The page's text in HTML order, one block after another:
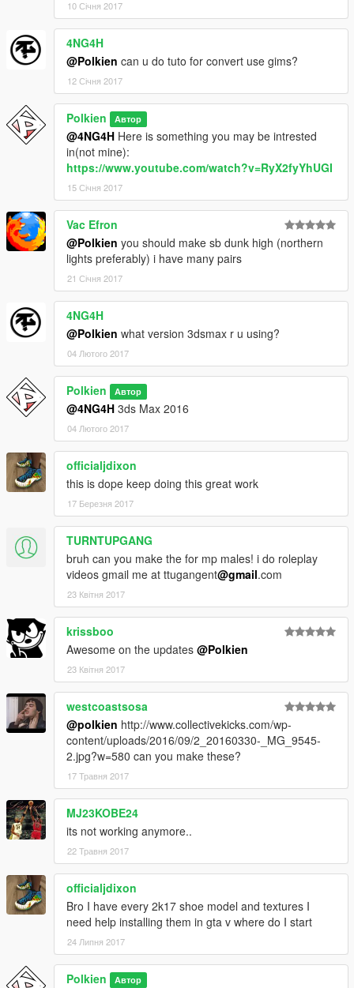
10 Січня 2017
4NG4H
@Polkien can u do tuto for convert use gims?
12 Січня 2017
Polkien Автор
@4NG4H Here is something you may be intrested
in(not mine):
https://www.youtube.com/watch?v=RyX2fyYhUGI
15 Січня 2017
Vac Efron
@Polkien you should make sb dunk high (northern
lights preferably) i have many pairs
21 Січня 2017
4NG4H
@Polkien what version 3dsmax r u using?
04 Лютого 2017
Polkien Автор
@4NG4H 3ds Max 2016
04 Лютого 2017
officialjdixon
this is dope keep doing this great work
17 Березня 2017
TURNTUPGANG
bruh can you make the for mp males! i do roleplay
videos gmail me at ttugangent@gmail.com
23 Квітня 2017
krissboo
Awesome on the updates @Polkien
23 Квітня 2017
westcoastsosa
@polkien http://www.collectivekicks.com/wp-
content/uploads/2016/09/2_20160330-_MG_9545-
2.jpg?w=580 can you make these?
17 Травня 2017
MJ23KOBE24
its not working anymore..
22 Травня 2017
officialjdixon
Bro I have every 2k17 shoe model and textures I
need help installing them in gta v where do I start
24 Липня 2017
Polkien Автор